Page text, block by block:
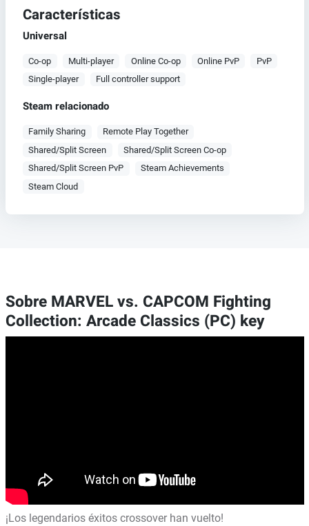
Características
Universal
Co-op Multi-player Online Co-op Online PvP
PvP
Single-player
Full controller support
Steam relacionado
Family Sharing
Remote Play Together
Shared/Split Screen
Shared/Split Screen Co-op
Shared/Split Screen PvP
Steam Achievements
Steam Cloud
Sobre MARVEL vs. CAPCOM Fighting
Collection: Arcade Classics (PC) key
¡Los legendarios éxitos crossover han vuelto!